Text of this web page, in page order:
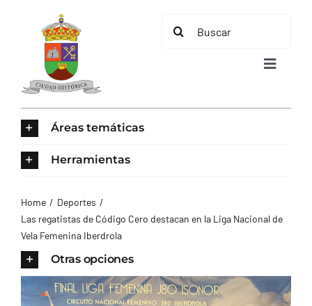
contenido
Buscar:
Toggle
AYUNTAMIENTO
TURISMO
Áreas temáticas
Herramientas
Home
Deportes
Las regatistas de Código Cero destacan en la Liga Nacional de
Vela Femenina Iberdrola
Otras opciones